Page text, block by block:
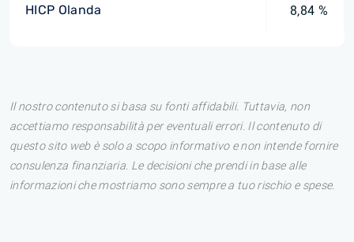
HICP Olanda 8,84 %
Il nostro contenuto si basa su fonti affidabili. Tuttavia, non
accettiamo responsabilità per eventuali errori. Il contenuto di
questo sito web è solo a scopo informativo e non intende fornire
consulenza finanziaria. Le decisioni che prendi in base alle
informazioni che mostriamo sono sempre a tuo rischio e spese.